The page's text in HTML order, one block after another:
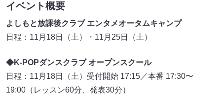
イベント概要
よしもと放課後クラブ エンタメオータムキャンプ
日程：11月18日（土）・11月25日（土）
◆K-POPダンスクラブ オープンスクール
日程：11月18日（土）受付開始 17:15／本番 17:30〜
19:00（レッスン60分、発表30分）